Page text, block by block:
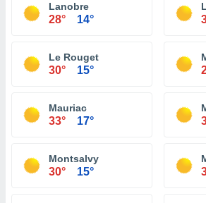
Lanobre
28° 14°
Le Rouget
30° 15°
Mauriac
33° 17°
Montsalvy
30° 15°